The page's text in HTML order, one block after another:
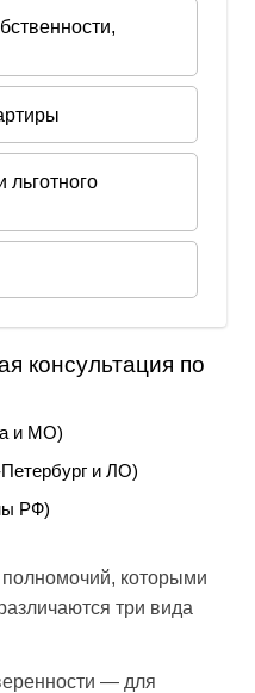
консультация по
и МО)
и ЛО)
РФ)
которыми
три вида
— для